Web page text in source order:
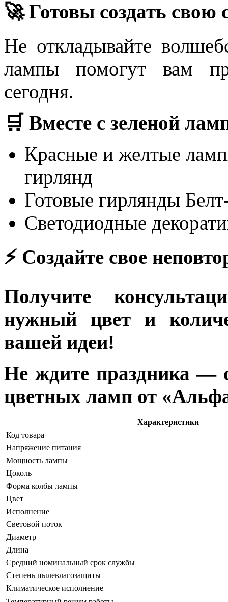
🚀 Готовы создать свою
Не откладывайте
лампы помогут вам
сегодня.
🛒 Вместе с зеленой
Красные и желтые
гирлянд
Готовые гирлянды
Светодиодные
⚡ Создайте свое
Получите
нужный цвет и
вашей идеи!
Не ждите праздника —
цветных ламп от
Характеристики
Код товара
Напряжение питания
Мощность лампы
Цоколь
Форма колбы лампы
Цвет
Исполнение
Световой поток
Диаметр
Длина
Средний номинальный срок службы
Степень пылевлагозащиты
Климатическое исполнение